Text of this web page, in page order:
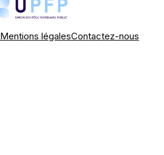
Mentions légalesContactez-nous